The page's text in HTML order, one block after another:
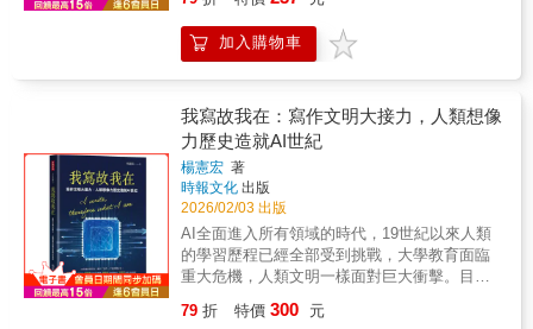
《可能內容不實》是一本非常精彩、有趣且很
容易讀的書。我覺得非常適合用來溝通「相關
非因果」、「確認偏誤是什麼」之類的議題。
也非常適合拿來檢視我們自己或外部作者的稿
件和腳本時候該注意哪些描述和來源。書中的
「誤判階梯」的理論更是精彩，簡單又清楚的
梳理各種造成誤判的理由和脈絡。——TNL
Mediagene關鍵評論網媒體集團共同創辦人及
內容長／楊士範
在這個思想的國度裡，她可以與蘇格拉底同遊
市場、走出柏拉圖的洞穴、聆聽亞里斯多德的
課程；在沙漠、恆河畔、古中國，了解希伯
想的啟蒙，和蒙田、馬基維利、笛卡兒、斯賓
諾莎、伏爾泰、盧梭、康德同行，與不同哲學
家的對話，深入探討幸福、自由、正義、愛與
死亡等議題。透過多次旅程，她將領略哲學世
界的豐富與多元，期待找到一句能夠指引她的
座右銘。 書中的思考工具，在作者的妙筆下幻
化成小說中陪伴愛麗絲的四個重要角色：異議
仙女（象徵批判性思考）、袋鼠（象徵背景知
識）、智鼠與瘋鼠（象徵人類理智與瘋狂的兩
面精神） ▶ 愛麗絲：「我遇到的哲學家，全都
一半如鴿，這不是魔鬼，而是天才！《智慧
書》匯集三百條絕妙的格言警句，論及識人觀
事、慎斷是非、修練自我、防範邪惡等處世智
慧和謀略。我們在尊重原文的基礎上，對內容
進行具體分類，包括：處世、語言、自省、識
人、交友、行事、待人、情緒、修身、感悟，
使讀者看起來更清晰明朗。
麼？」「朝政敗壞、生活不順遂，該如何安身
立命？」當你開始思考這些問題時，其實哲學
的思辨就已經開始。哲學的內容含括世界存在
也是屬於哲學的一部分……但是，哲學是什
麼？這個提問連哲學家們都難以明確地定義描
述，然而正如哲學的希臘文是「愛智慧」一
樣，對智慧的熱愛與追求，就是哲學。「本書
的內容涵蓋東西方重要哲學家，介紹的順序雖
然按照時間的先後，但重點並未放在哲學概念
或內容的歷史發展，而是放在個別哲學家學說
的介紹。作者以流暢的文筆，清楚地介紹重要
哲學家的一些重要概念及學說，確實做到了簡
明易懂而又不致誤導的地步。」─林正弘
加入購物車
我寫故我在：寫作文明大接力，人類想像
力歷史造就AI世紀
楊憲宏 著
時報文化 出版
2026/02/03 出版
AI全面進入所有領域的時代，19世紀以來人類
的學習歷程已經全部受到挑戰，大學教育面臨
重大危機，人類文明一樣面對巨大衝擊。目前
有如洪水般淹沒傳統知識的殿堂。Stronger AI
79 折 特價 300 元